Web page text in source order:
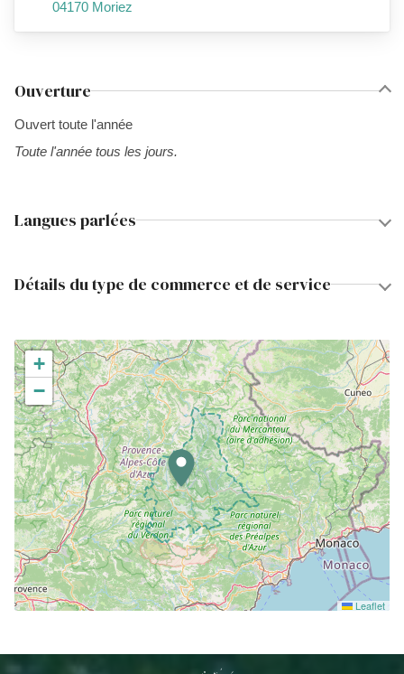
Ouverture
Ouvert toute l'année
Toute l'année tous les jours.
Langues parlées
Détails du type de commerce et de service
+
−
Leaflet
04170 Moriez